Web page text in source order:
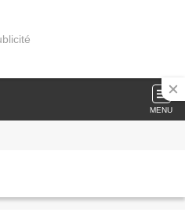
MENU